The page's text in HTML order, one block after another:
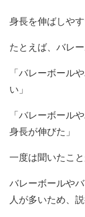
身長を伸ばしや
たとえば、バレ
「バレーボール
い」
「バレーボール
身長が伸びた」
一度は聞いたこ
バレーボールや
人が多いため、